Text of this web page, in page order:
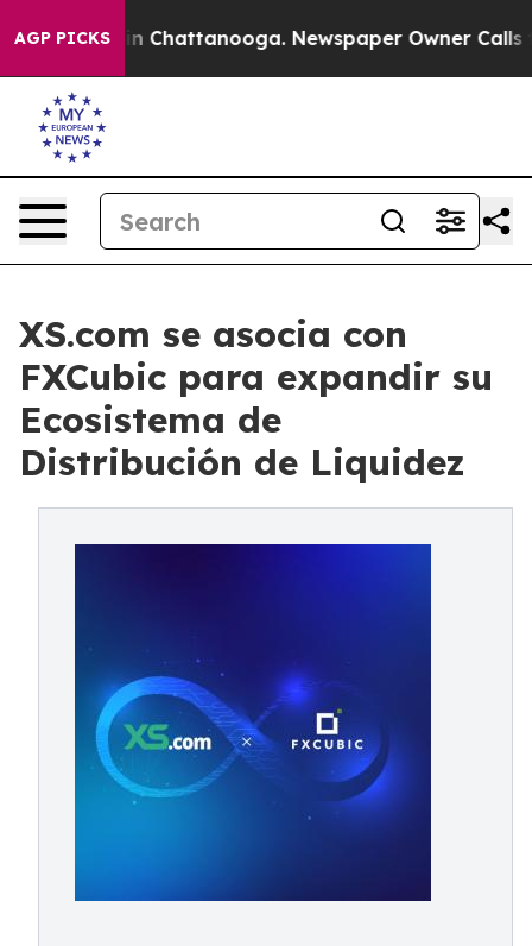
AGP PICKS
Chaos in Chattanooga. Newspaper Owner Calls the
XS.com se asocia con
FXCubic para expandir su
Ecosistema de
Distribución de Liquidez